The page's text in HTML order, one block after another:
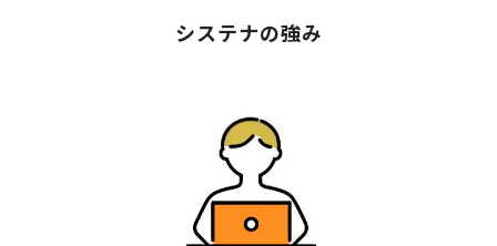
システナの強み